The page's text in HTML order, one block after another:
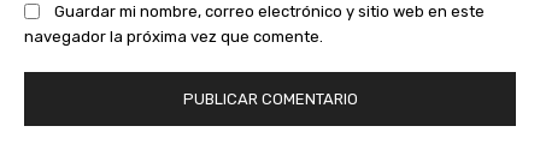
Guardar mi nombre, correo electrónico y sitio web en este
navegador la próxima vez que comente.